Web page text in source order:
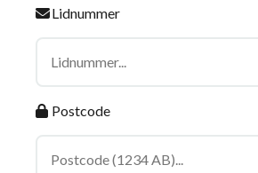
Lidnummer
Postcode